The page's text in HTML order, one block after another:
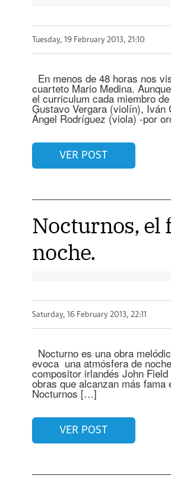
Tuesday, 19 February 2013, 21:10
En menos de 48 horas nos
cuarteto Mario Medina.
el curriculum cada miembro
Gustavo Vergara (violín), Iván
Ángel Rodríguez (viola) -por
VER POST
Nocturnos, el
noche.
Saturday, 16 February 2013, 22:11
Nocturno es una obra
evoca una atmósfera de
compositor irlandés John
obras que alcanzan más
Nocturnos […]
VER POST